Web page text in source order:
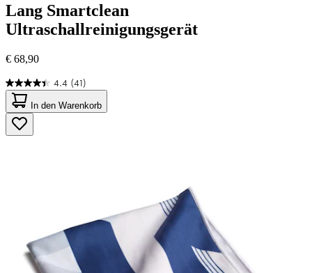
Lang Smartclean
Ultraschallreinigungsgerät
€ 68,90
4.4 (41)
4.4
von
5
Sternen.
41
In den Warenkorb